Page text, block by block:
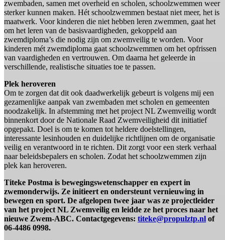
zwembaden, samen met overheid en scholen, schoolzwemmen weer
sterker kunnen maken. Hét schoolzwemmen bestaat niet meer, het is
maatwerk. Voor kinderen die niet hebben leren zwemmen, gaat het
om het leren van de basisvaardigheden, gekoppeld aan
zwemdiploma’s die nodig zijn om zwemveilig te worden. Voor
kinderen mét zwemdiploma gaat schoolzwemmen om het opfrissen
van vaardigheden en vertrouwen. Om daarna het geleerde in
verschillende, realistische situaties toe te passen.
Plek heroveren
Om te zorgen dat dit ook daadwerkelijk gebeurt is volgens mij een
gezamenlijke aanpak van zwembaden met scholen en gemeenten
noodzakelijk. In afstemming met het project NL Zwemveilig wordt
binnenkort door de Nationale Raad Zwemveiligheid dit initiatief
opgepakt. Doel is om te komen tot heldere doelstellingen,
interessante lesinhouden en duidelijke richtlijnen om de organisatie
veilig en verantwoord in te richten. Dit zorgt voor een sterk verhaal
naar beleidsbepalers en scholen. Zodat het schoolzwemmen zijn
plek kan heroveren.
Titeke Postma is bewegingswetenschapper en expert in
zwemonderwijs. Ze initieert en ondersteunt vernieuwing in
bewegen en sport. De afgelopen twee jaar was ze projectleider
van het project NL Zwemveilig en leidde ze het proces naar het
nieuwe Zwem-ABC. Contactgegevens: titeke@propulztp.nl of
06-4486 0998.